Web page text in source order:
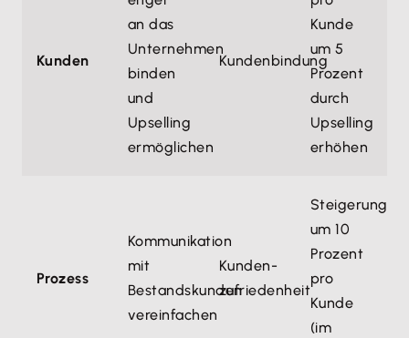
Kunden
an das
Unternehmen
binden
und
Upselling
ermöglichen
Kundenbindung
Kunde
um 5
Prozent
durch
Upselling
erhöhen
Prozess
Kommunikation
mit
Bestandskunden
vereinfachen
Kunden­
zufriedenheit
Steigerung
um 10
Prozent
pro
Kunde
(im